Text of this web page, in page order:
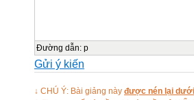
Ảnh
Video
Đường dẫn: p
Gửi ý kiến
↓ CHÚ Ý: Bài giảng này được nén lại